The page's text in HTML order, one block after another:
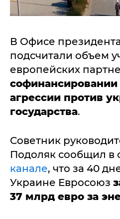
В Офисе
подсчитали объем
европейских
софинансировании
агрессии против
государства.
Советник
Подоляк сообщил в
канале, что за 40
Украине Евросоюз
37 млрд евро за